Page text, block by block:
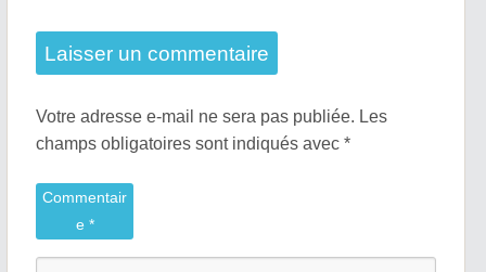
Laisser un commentaire
Votre adresse e-mail ne sera pas publiée. Les
champs obligatoires sont indiqués avec*
Commentair
e *